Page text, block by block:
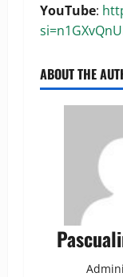
YouTube:
ABOUT THE